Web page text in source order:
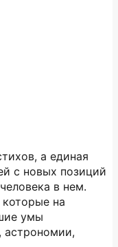
а единая
с новых позиций
в нем.
на
умы
астрономии,